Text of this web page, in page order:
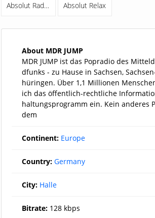
Absolut Radio Coffeemusic Absolut Relax
About MDR JUMP
MDR JUMP ist das Popradio des
dfunks - zu Hause in Sachsen,
hüringen. Über 1,1 Millionen
ich das öffentlich-rechtliche
haltungsprogramm ein. Kein anderes
dem
Continent: Europe
Country: Germany
City: Halle
Bitrate: 128 kbps